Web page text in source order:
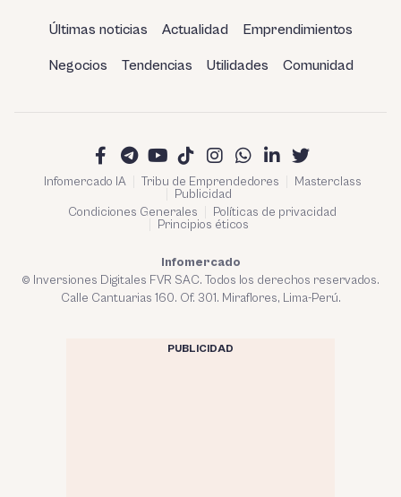
Últimas noticias Actualidad Emprendimientos
Negocios Tendencias Utilidades Comunidad
Infomercado IA Tribu de Emprendedores
Masterclass
Publicidad
Condiciones Generales
Políticas de privacidad
Principios éticos
Infomercado
© Inversiones Digitales FVR SAC. Todos los derechos reservados.
Calle Cantuarias 160. Of. 301. Miraflores, Lima-Perú.
PUBLICIDAD